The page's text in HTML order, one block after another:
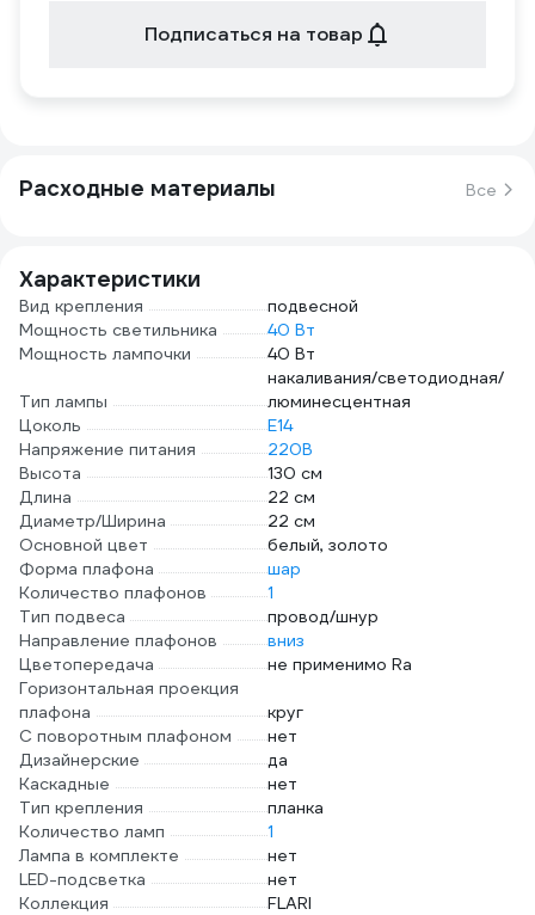
Подписаться на товар
Расходные материалы Все
Характеристики
Вид крепления
подвесной
Мощность светильника
40 Вт
Мощность лампочки
40 Вт
Тип лампы
накаливания/светодиодная/
люминесцентная
Цоколь
E14
Напряжение питания
220В
Высота
130 см
Длина
22 см
Диаметр/Ширина
22 см
Основной цвет
белый, золото
Форма плафона
шар
Количество плафонов
1
Тип подвеса
провод/шнур
Направление плафонов
вниз
Цветопередача
не применимо Ra
Горизонтальная проекция
плафона
круг
С поворотным плафоном
нет
Дизайнерские
да
Каскадные
нет
Тип крепления
планка
Количество ламп
1
Лампа в комплекте
нет
LED-подсветка
нет
Коллекция
FLARI